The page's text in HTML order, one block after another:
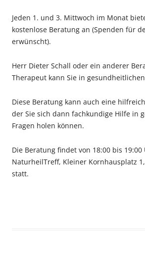
Jeden 1. und 3. Mittwoch im Monat
kostenlose Beratung an (Spenden für
erwünscht).
Herr Dieter Schall oder ein anderer
Therapeut kann Sie in
Diese Beratung kann auch eine
der Sie sich dann fachkundige Hilfe in
Fragen holen können.
Die Beratung findet von 18:00 bis 19:00
NaturheilTreff, Kleiner Kornhausplatz
statt.